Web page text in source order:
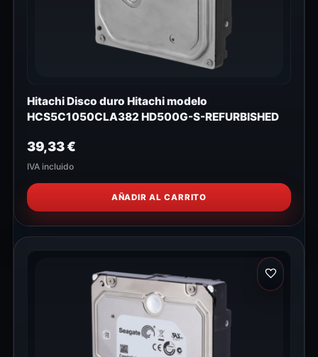
Hitachi Disco duro Hitachi modelo
HCS5C1050CLA382 HD500G-S-REFURBISHED
39,33€
IVA incluido
AÑADIR AL CARRITO